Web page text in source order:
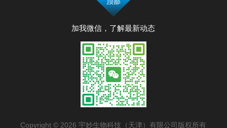
加我微信，了解最新动态
Copyright © 2026 宇妙生物科技（天津）有限公司版权所有